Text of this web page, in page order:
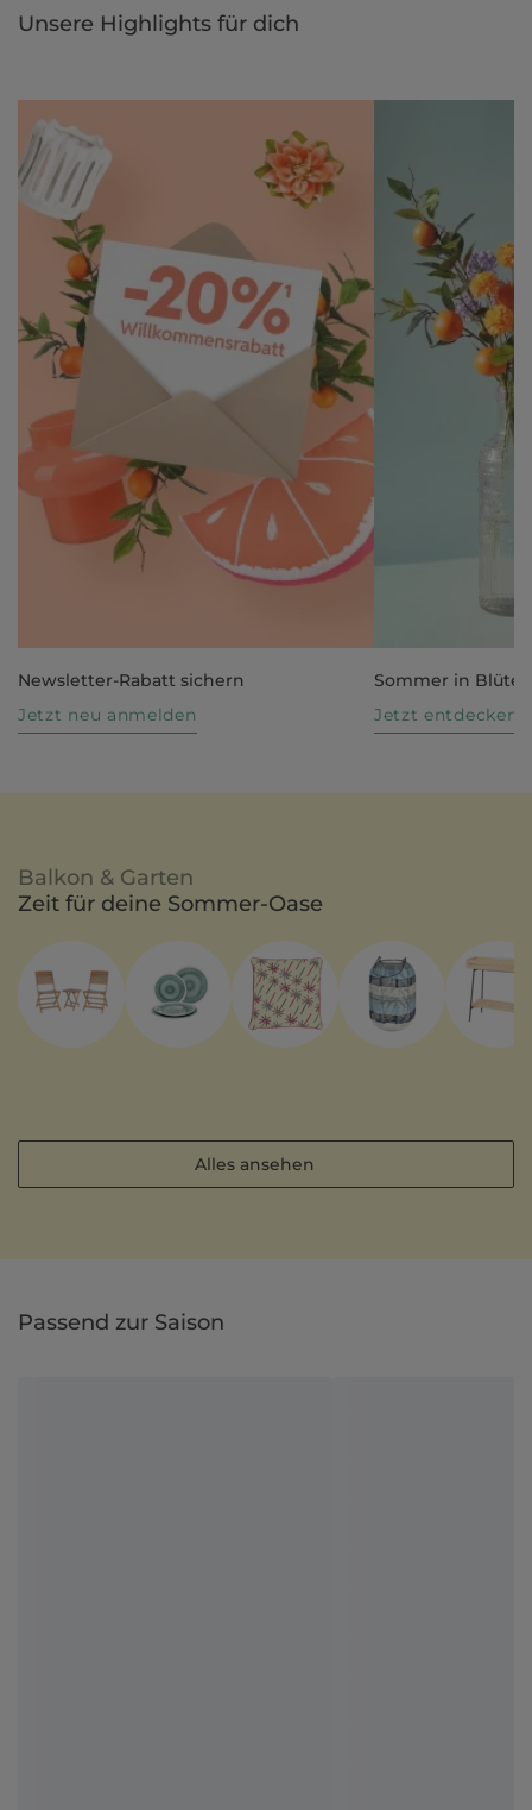
Unsere Highlights für dich
Newsletter-Rabatt sichern
Jetzt neu anmelden
Sommer in Blüte
Jetzt entdecken
Balkon & Garten
Zeit für deine Sommer-Oase
Alles ansehen
Passend zur Saison